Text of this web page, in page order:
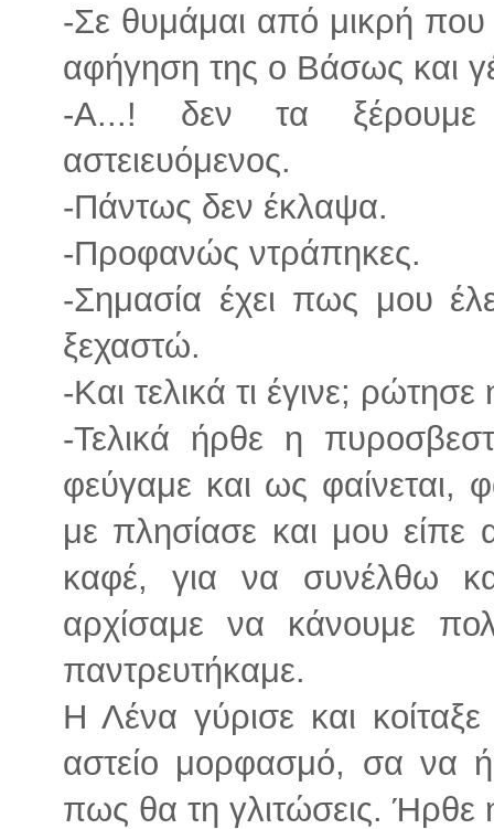
-Σε θυμάμαι από μικρή που
αφήγηση της ο Βάσως και
-Α...! δεν τα
αστειευόμενος.
-Πάντως δεν έκλαψα.
-Προφανώς ντράπηκες.
-Σημασία έχει πως μου
ξεχαστώ.
-Και τελικά τι έγινε;
-Τελικά ήρθε η
φεύγαμε και ως φαίνεται,
με πλησίασε και μου
καφέ, για να συνέλθω
αρχίσαμε να κάνουμε
παντρευτήκαμε.
Η Λένα γύρισε και
αστείο μορφασμό, σα να
πως θα τη γλιτώσεις. Ήρθε